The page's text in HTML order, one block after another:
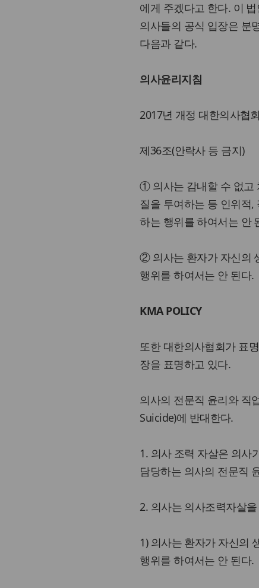
에게 주겠다고 한다. 이
의사들의 공식 입장은 분
다음과 같다.
의사윤리지침
2017년 개정 대한의사협
제36조(안락사 등 금지)
① 의사는 감내할 수 없고
질을 투여하는 등 인위적
하는 행위를 하여서는 안
② 의사는 환자가 자신의
행위를 하여서는 안 된다.
KMA POLICY
또한 대한의사협회가 표
장을 표명하고 있다.
의사의 전문직 윤리와 직
Suicide)에 반대한다.
1. 의사 조력 자살은 의사
담당하는 의사의 전문직
2. 의사는 의사조력자살
1) 의사는 환자가 자신의
행위를 하여서는 안 된다.